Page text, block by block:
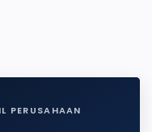
PERUSAHAAN